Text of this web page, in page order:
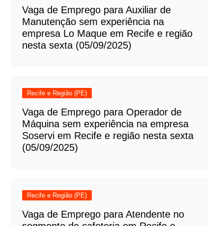
Vaga de Emprego para Auxiliar de
Manutenção sem experiência na
empresa Lo Maque em Recife e região
nesta sexta (05/09/2025)
Recife e Região (PE)
Vaga de Emprego para Operador de
Máquina sem experiência na empresa
Soservi em Recife e região nesta sexta
(05/09/2025)
Recife e Região (PE)
Vaga de Emprego para Atendente no